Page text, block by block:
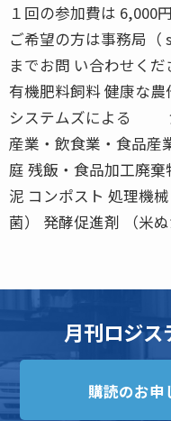
１回の参加費は 6,000円
ご希望の方は事務局（
までお問 い合わせくだ
有機肥料飼料 健康な
システムズによる
産業・飲食業・食品産
庭 残飯・食品加工廃
泥 コンポスト 処理機
菌） 発酵促進剤 （米ぬ
月刊ロジス
購読のお申